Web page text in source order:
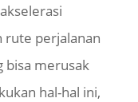
rute perjalanan
bisa merusak
hal-hal ini,